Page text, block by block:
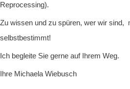
Reprocessing).
Zu wissen und zu spüren, wer wir sind,
selbstbestimmt!
Ich begleite Sie gerne auf Ihrem Weg.
Ihre Michaela Wiebusch